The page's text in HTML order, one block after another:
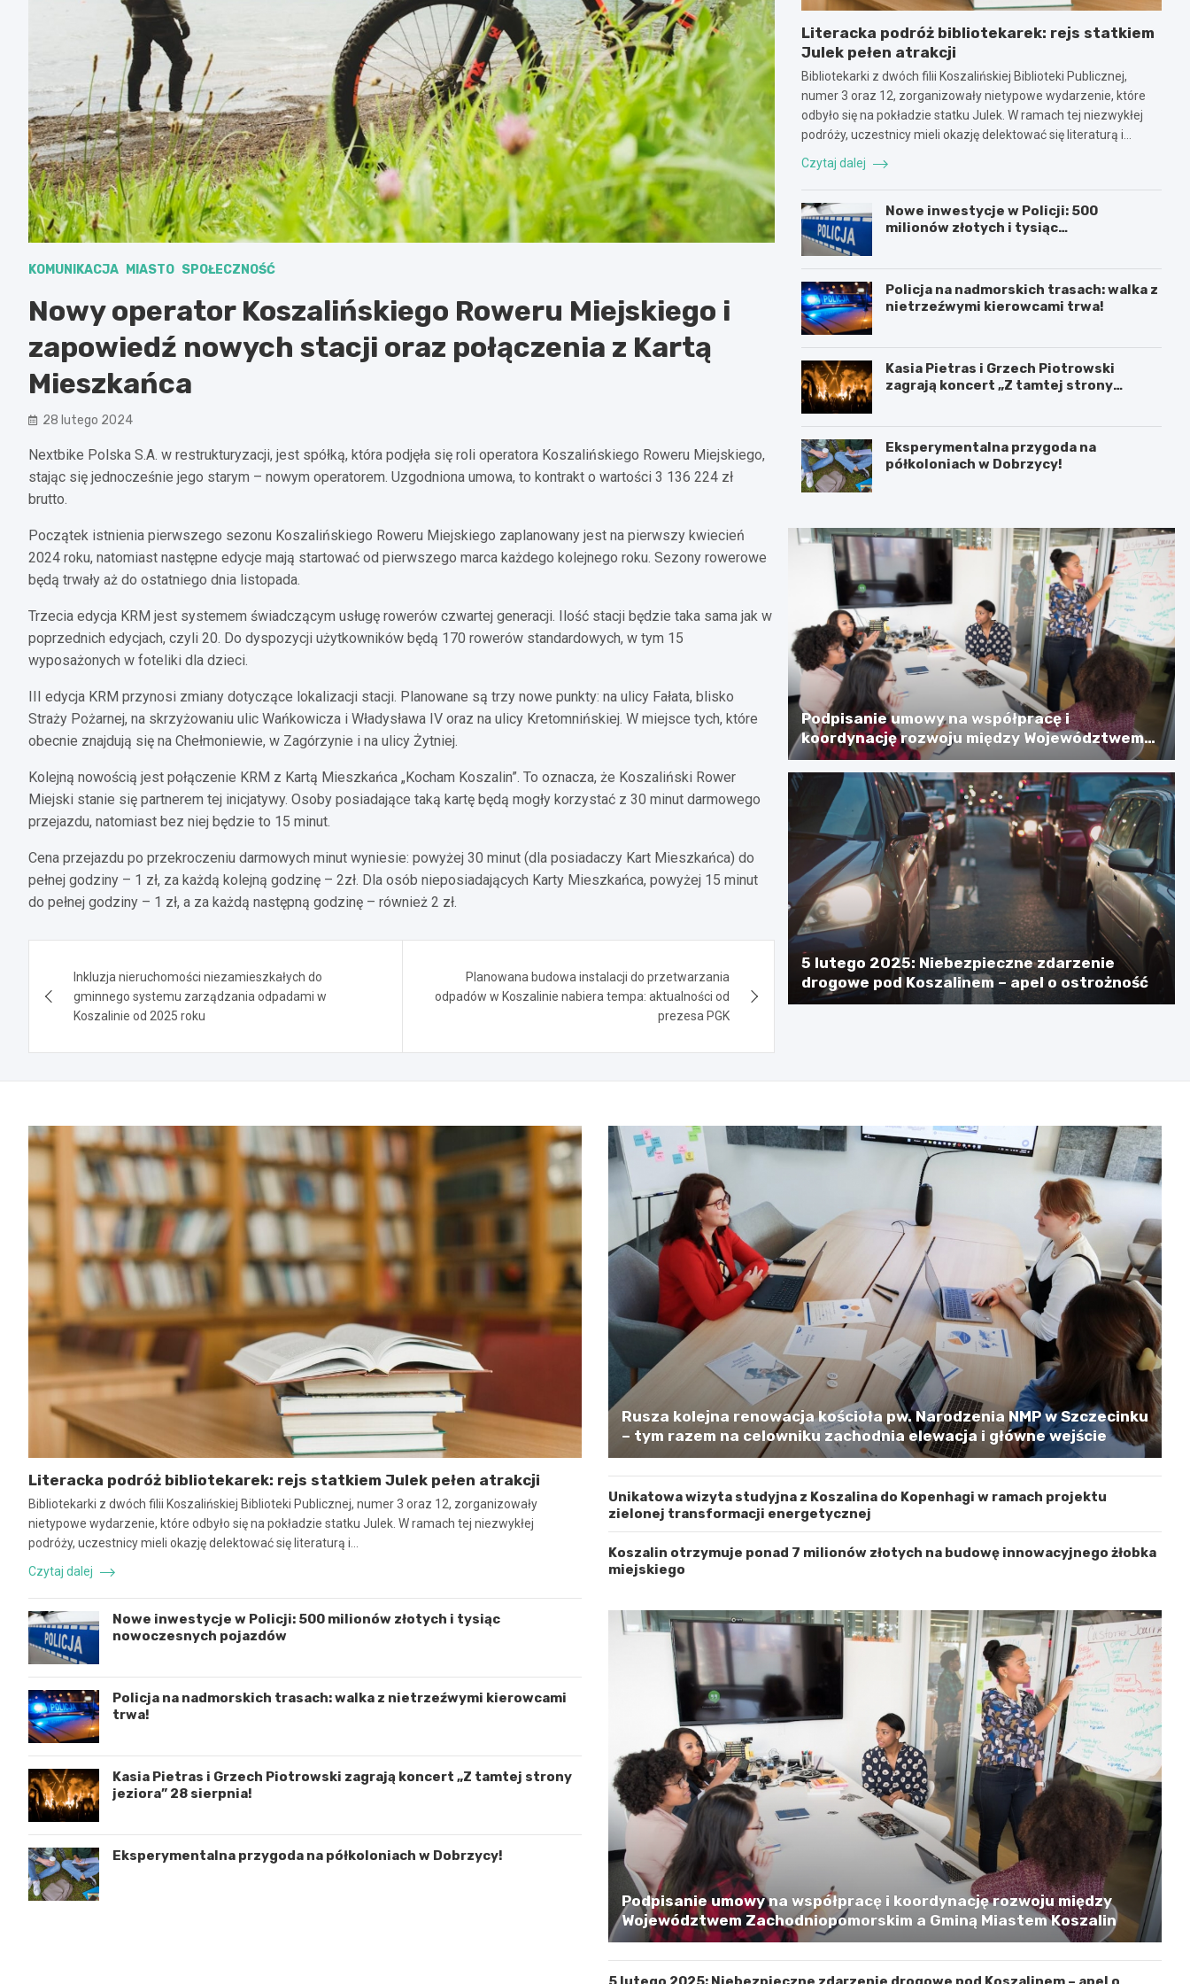
KOMUNIKACJA MIASTO SPOŁECZNOŚĆ
Nowy operator Koszalińskiego Roweru Miejskiego i
zapowiedź nowych stacji oraz połączenia z Kartą
Mieszkańca
28 lutego 2024
Nextbike Polska S.A. w restrukturyzacji, jest spółką, która podjęła się roli operatora Koszalińskiego Roweru Miejskiego,
stając się jednocześnie jego starym – nowym operatorem. Uzgodniona umowa, to kontrakt o wartości 3 136 224 zł
brutto.
Początek istnienia pierwszego sezonu Koszalińskiego Roweru Miejskiego zaplanowany jest na pierwszy kwiecień
2024 roku, natomiast następne edycje mają startować od pierwszego marca każdego kolejnego roku. Sezony rowerowe
będą trwały aż do ostatniego dnia listopada.
Trzecia edycja KRM jest systemem świadczącym usługę rowerów czwartej generacji. Ilość stacji będzie taka sama jak w
poprzednich edycjach, czyli 20. Do dyspozycji użytkowników będą 170 rowerów standardowych, w tym 15
wyposażonych w foteliki dla dzieci.
III edycja KRM przynosi zmiany dotyczące lokalizacji stacji. Planowane są trzy nowe punkty: na ulicy Fałata, blisko
Straży Pożarnej, na skrzyżowaniu ulic Wańkowicza i Władysława IV oraz na ulicy Kretomnińskiej. W miejsce tych, które
obecnie znajdują się na Chełmoniewie, w Zagórzynie i na ulicy Żytniej.
Kolejną nowością jest połączenie KRM z Kartą Mieszkańca „Kocham Koszalin”. To oznacza, że Koszaliński Rower
Miejski stanie się partnerem tej inicjatywy. Osoby posiadające taką kartę będą mogły korzystać z 30 minut darmowego
przejazdu, natomiast bez niej będzie to 15 minut.
Cena przejazdu po przekroczeniu darmowych minut wyniesie: powyżej 30 minut (dla posiadaczy Kart Mieszkańca) do
pełnej godziny – 1 zł, za każdą kolejną godzinę – 2zł. Dla osób nieposiadających Karty Mieszkańca, powyżej 15 minut
do pełnej godziny – 1 zł, a za każdą następną godzinę – również 2 zł.
wpisuInkluzja nieruchomości niezamieszkałych do
gminnego systemu zarządzania odpadami w
Koszalinie od 2025 roku
Planowana budowa instalacji do przetwarzania
odpadów w Koszalinie nabiera tempa: aktualności od
prezesa PGK
Literacka podróż bibliotekarek: rejs statkiem
Julek pełen atrakcji
Bibliotekarki z dwóch filii Koszalińskiej Biblioteki Publicznej,
numer 3 oraz 12, zorganizowały nietypowe wydarzenie, które
odbyło się na pokładzie statku Julek. W ramach tej niezwykłej
podróży, uczestnicy mieli okazję delektować się literaturą i…
Czytaj dalej
Nowe inwestycje w Policji: 500
milionów złotych i tysiąc
Policja na nadmorskich trasach: walka z
nietrzeźwymi kierowcami trwa!
Kasia Pietras i Grzech Piotrowski
zagrają koncert „Z tamtej strony
Eksperymentalna przygoda na
półkoloniach w Dobrzycy!
Podpisanie umowy na współpracę i
koordynację rozwoju między Województwem
Zachodniopomorskim a Gminą Miastem
Koszalin
5 lutego 2025: Niebezpieczne zdarzenie
drogowe pod Koszalinem – apel o ostrożność
Literacka podróż bibliotekarek: rejs statkiem Julek pełen atrakcji
Bibliotekarki z dwóch filii Koszalińskiej Biblioteki Publicznej, numer 3 oraz 12, zorganizowały
nietypowe wydarzenie, które odbyło się na pokładzie statku Julek. W ramach tej niezwykłej
podróży, uczestnicy mieli okazję delektować się literaturą i…
Czytaj dalej
Nowe inwestycje w Policji: 500 milionów złotych i tysiąc
nowoczesnych pojazdów
Policja na nadmorskich trasach: walka z nietrzeźwymi kierowcami
trwa!
Kasia Pietras i Grzech Piotrowski zagrają koncert „Z tamtej strony
jeziora” 28 sierpnia!
Eksperymentalna przygoda na półkoloniach w Dobrzycy!
Rusza kolejna renowacja kościoła pw. Narodzenia NMP w Szczecinku
– tym razem na celowniku zachodnia elewacja i główne wejście
Unikatowa wizyta studyjna z Koszalina do Kopenhagi w ramach projektu
zielonej transformacji energetycznej
Koszalin otrzymuje ponad 7 milionów złotych na budowę innowacyjnego żłobka
miejskiego
Podpisanie umowy na współpracę i koordynację rozwoju między
Województwem Zachodniopomorskim a Gminą Miastem Koszalin